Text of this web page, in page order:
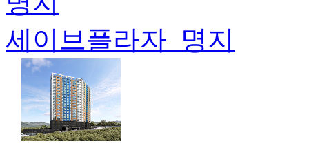
세이브플라자_명지